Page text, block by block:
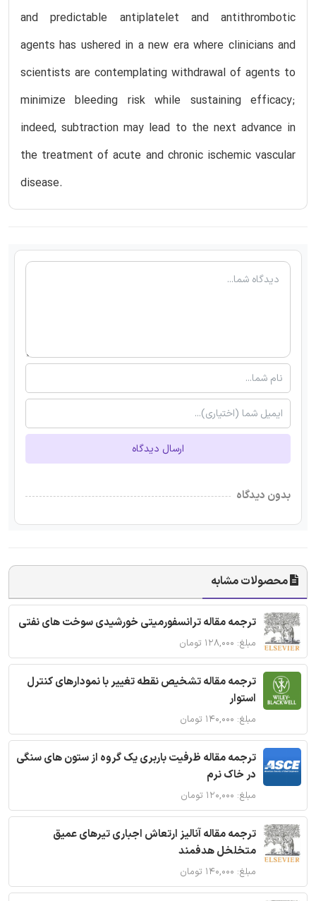
and predictable antiplatelet and antithrombotic
agents has ushered in a new era where clinicians and
scientists are contemplating withdrawal of agents to
minimize bleeding risk while sustaining efficacy;
indeed, subtraction may lead to the next advance in
the treatment of acute and chronic ischemic vascular
disease.
ارسال دیدگاه
بدون دیدگاه
محصولات مشابه
ترجمه مقاله ترانسفورمیتی خورشیدی سوخت های نفتی
مبلغ: ۱۲۸,۰۰۰ تومان
ترجمه مقاله تشخیص نقطه تغییر با نمودارهای کنترل
استوار
مبلغ: ۱۴۰,۰۰۰ تومان
ترجمه مقاله ظرفیت باربری یک گروه از ستون های سنگی
در خاک نرم
مبلغ: ۱۲۰,۰۰۰ تومان
ترجمه مقاله آنالیز ارتعاش اجباری تیرهای عمیق
متخلخل هدفمند
مبلغ: ۱۴۰,۰۰۰ تومان